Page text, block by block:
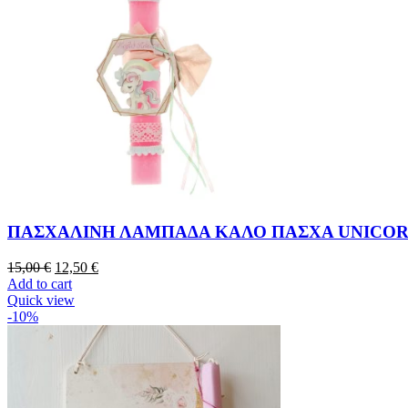
ΠΑΣΧΑΛΙΝΗ ΛΑΜΠΑΔΑ ΚΑΛΟ ΠΑΣΧΑ
15,00€ 12,50 €
Add to cart
Quick view
-10%